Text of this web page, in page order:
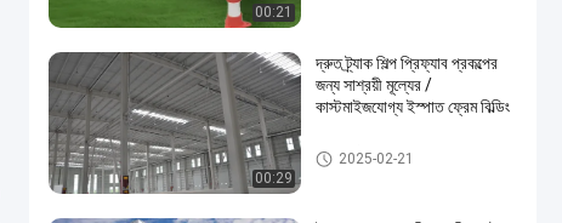
00:21
00:29
দ্রুত ট্র্যাক শিল্প প্রিফ্যাব প্রকল্পের
জন্য সাশ্রয়ী মূল্যের /
কাস্টমাইজযোগ্য ইস্পাত ফ্রেম বিল্ডিং
ধাতব নির্মাণ ভবন
2025-02-21